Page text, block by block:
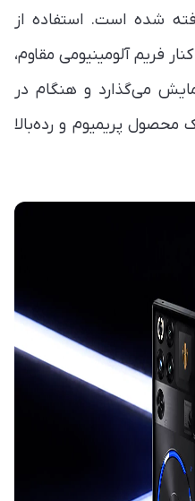
شده است. استفاده از
فریم آلومینیومی مقاوم،
می‌گذارد و هنگام در
پریمیوم و رده‌بالا